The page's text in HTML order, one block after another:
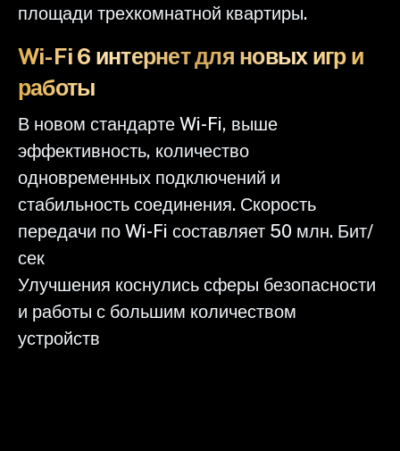
площади трехкомнатной квартиры.
Wi-Fi 6 интернет для новых игр и
работы
В новом стандарте Wi-Fi, выше
эффективность, количество
одновременных подключений и
стабильность соединения. Скорость
передачи по Wi-Fi составляет 50 млн. Бит/
сек
Улучшения коснулись сферы безопасности
и работы с большим количеством
устройств